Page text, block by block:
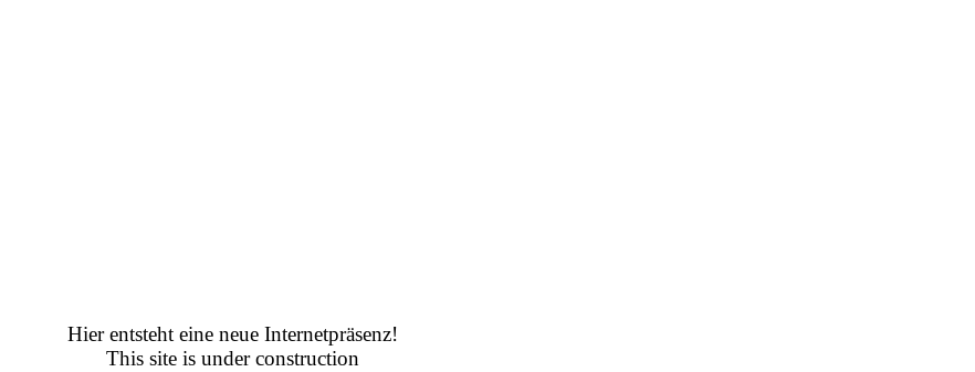
Hier entsteht eine neue Internetpräsenz!
This site is under construction